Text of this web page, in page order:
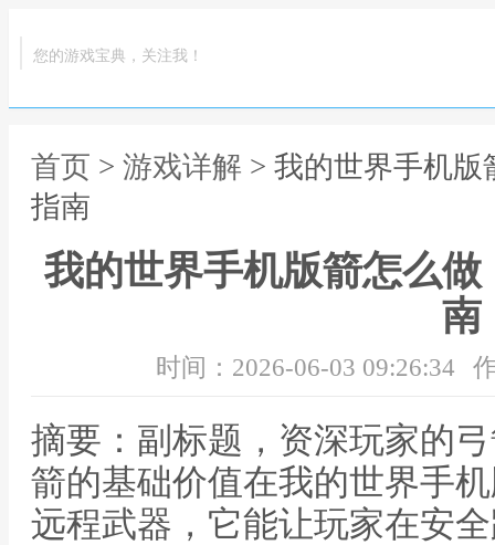
您的游戏宝典，关注我！
首页 > 游戏详解 > 我的世界手机
指南
我的世界手机版箭怎么
南
时间：2026-06-03 09:26:34
摘要：副标题，资深玩家的
箭的基础价值在我的世界手
远程武器，它能让玩家在安